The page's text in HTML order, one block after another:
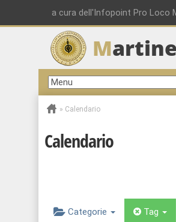
a cura dell'Infopoint Pro Loco
M
» Calendario
Calendario
Categorie Tag
01:00
02:00
03:00
04:00